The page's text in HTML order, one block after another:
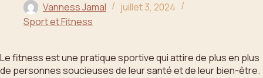
Vanness Jamal
juillet 3, 2024
Sport et Fitness
Le fitness est une pratique sportive qui attire de plus en plus
de personnes soucieuses de leur santé et de leur bien-être.